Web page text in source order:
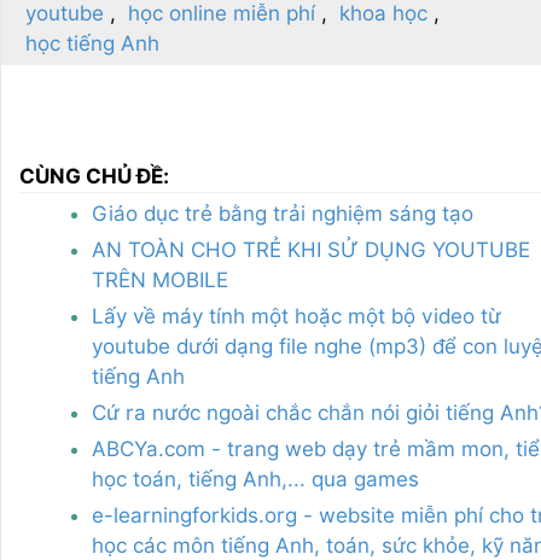
youtube
học online miễn phí
khoa học
học tiếng Anh
CÙNG CHỦ ĐỀ:
Giáo dục trẻ bằng trải nghiệm sáng tạo
AN TOÀN CHO TRẺ KHI SỬ DỤNG YOUTUBE
TRÊN MOBILE
Lấy về máy tính một hoặc một bộ video từ
youtube dưới dạng file nghe (mp3) để con
tiếng Anh
Cứ ra nước ngoài chắc chắn nói giỏi tiếng
ABCYa.com - trang web dạy trẻ mầm mon,
học toán, tiếng Anh,... qua games
e-learningforkids.org - website miễn phí cho
học các môn tiếng Anh, toán, sức khỏe, kỹ